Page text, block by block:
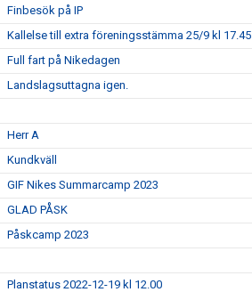
Finbesök på IP
Kallelse till extra föreningsstämma 25/9 kl 17.45
Full fart på Nikedagen
Landslagsuttagna igen.
Herr A
Kundkväll
GIF Nikes Summarcamp 2023
GLAD PÅSK
Påskcamp 2023
Planstatus 2022-12-19 kl 12.00